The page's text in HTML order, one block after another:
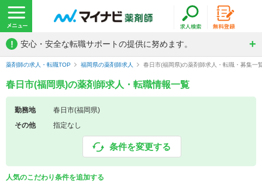
! 安心・安全な転職サポートの提供に努めます。
薬剤師の求人・転職TOP 福岡県の薬剤師求人 春日市(福岡県)の薬剤師求人・転職・募集一
春日市(福岡県)の薬剤師求人・転職情報一覧
勤務地
春日市(福岡県)
その他
指定なし
条件を変更する
人気のこだわり条件を追加する